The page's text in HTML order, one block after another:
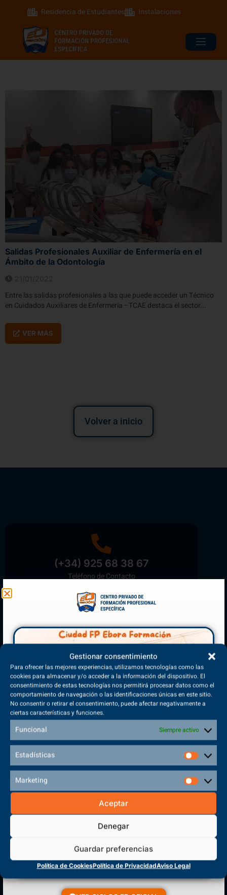
Gestionar consentimiento
Para ofrecer las mejores experiencias, utilizamos tecnologías como las
cookies para almacenar y/o acceder a la información del dispositivo. El
consentimiento de estas tecnologías nos permitirá procesar datos como el
comportamiento de navegación o las identificaciones únicas en este sitio.
No consentir o retirar el consentimiento, puede afectar negativamente a
ciertas características y funciones.
Funcional Siempre activo
Estadísticas
Marketing
Aceptar
Denegar
Guardar preferencias
Política de CookiesPolítica de PrivacidadAviso Legal
Residencia de Estudiantes Instalaciones
Salidas Profesionales Auxiliar de Enfermería en el
Ámbito de la Odontología
Entre las salidas profesionales a las que puede acceder un Técnico
en Cuidados Auxiliares de Enfermería –TCAE destaca el sector...
VER MÁS
Volver a inicio
(+34) 925 68 38 67
Teléfono de Contacto
Matriculación Abierta
¡Reserva tu plaza ahora!
Sede Principal
Polígono Sector VI, 45683, Cazalegas - Toledo
CENTRO DE FORMACIÓN
PROFESIONAL